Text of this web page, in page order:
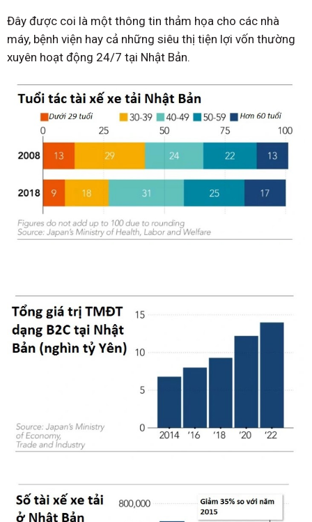
Đây được coi là một thông tin thảm họa cho các nhà
máy, bệnh viện hay cả những siêu thị tiện lợi vốn thường
xuyên hoạt động 24/7 tại Nhật Bản.